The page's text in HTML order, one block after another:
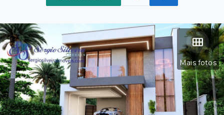
Mais fotos